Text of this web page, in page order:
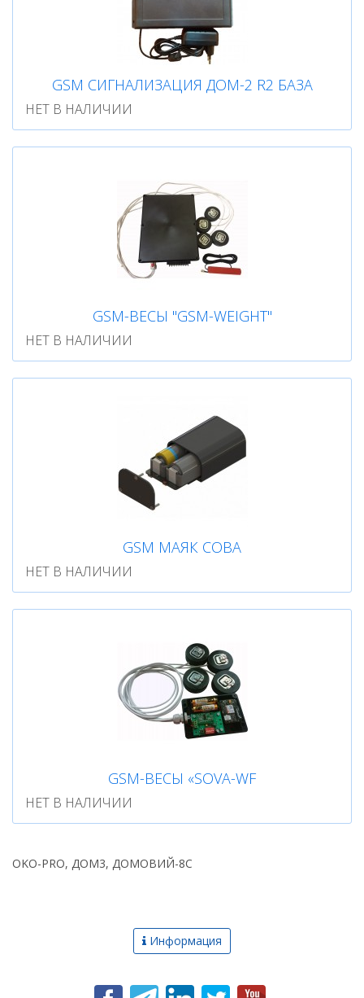
GSM СИГНАЛИЗАЦИЯ ДОМ-2 R2 БАЗА
НЕТ В НАЛИЧИИ
GSM-ВЕСЫ "GSM-WEIGHT"
НЕТ В НАЛИЧИИ
GSM МАЯК СОВА
НЕТ В НАЛИЧИИ
GSM-ВЕСЫ «SOVA-WF
НЕТ В НАЛИЧИИ
OKO-PRO, ДОМ3, ДОМОВИЙ-8С
Информация